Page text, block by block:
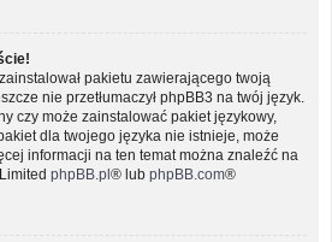
pakietu zawierającego twoją
nie przetłumaczył phpBB3 na twój język.
czy może zainstalować pakiet językowy,
dla twojego języka nie istnieje, może
informacji na ten temat można znaleźć na
phpBB.pl® lub phpBB.com®